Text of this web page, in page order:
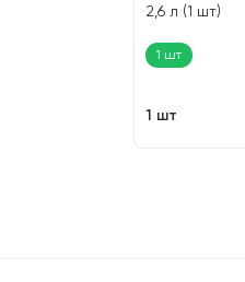
2,6 л (1 шт)
1 шт
1 шт